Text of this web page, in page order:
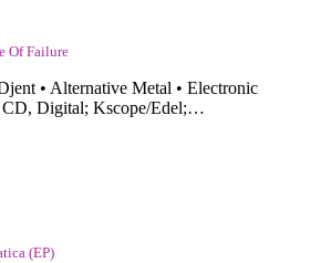
Of Failure
• Alternative Metal • Electronic
Digital; Kscope/Edel;…
(EP)